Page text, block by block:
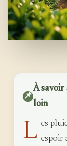
📌
À savoir
loin
L es
espoir